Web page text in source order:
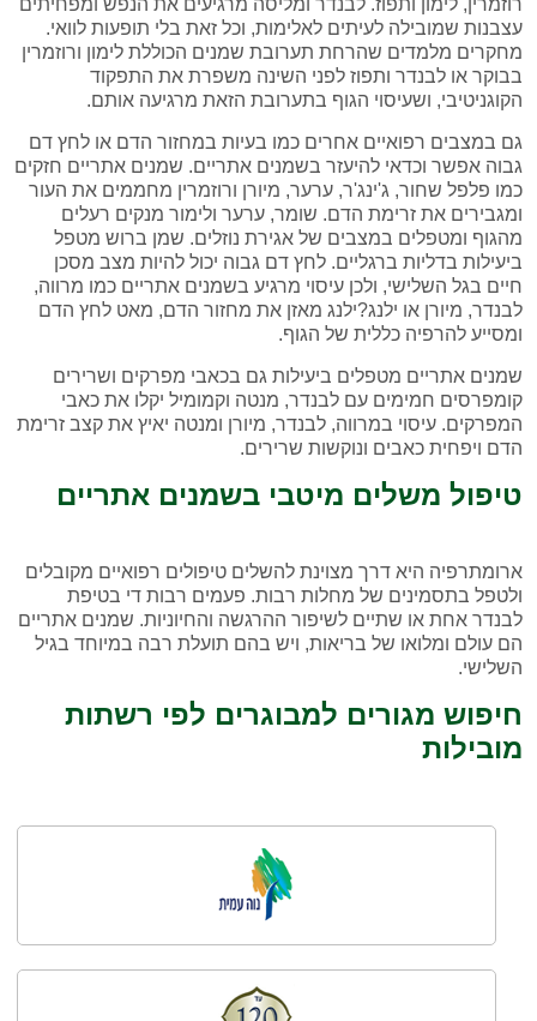
עצבנות שמובילה לעיתים לאלימות, וכל זאת בלי תופעות לוואי.
מחקרים מלמדים שהרחת תערובת שמנים הכוללת לימון ורוזמרין
בבוקר או לבנדר ותפוז לפני השינה משפרת את התפקוד
הקוגניטיבי, ושעיסוי הגוף בתערובת הזאת מרגיעה אותם.
גם במצבים רפואיים אחרים כמו בעיות במחזור הדם או לחץ דם
גבוה אפשר וכדאי להיעזר בשמנים אתריים. שמנים אתריים חזקים
כמו פלפל שחור, ג'ינג'ר, ערער, מיורן ורוזמרין מחממים את העור
ומגבירים את זרימת הדם. שומר, ערער ולימור מנקים רעלים
מהגוף ומטפלים במצבים של אגירת נוזלים. שמן ברוש מטפל
ביעילות בדליות ברגליים. לחץ דם גבוה יכול להיות מצב מסכן
חיים בגל השלישי, ולכן עיסוי מרגיע בשמנים אתריים כמו מרווה,
לבנדר, מיורן או ילנג?ילנג מאזן את מחזור הדם, מאט לחץ הדם
ומסייע להרפיה כללית של הגוף.
שמנים אתריים מטפלים ביעילות גם בכאבי מפרקים ושרירים
קומפרסים חמימים עם לבנדר, מנטה וקמומיל יקלו את כאבי
המפרקים. עיסוי במרווה, לבנדר, מיורן ומנטה יאיץ את קצב זרימת
הדם ויפחית כאבים ונוקשות שרירים.
טיפול משלים מיטבי בשמנים אתריים
ארומתרפיה היא דרך מצוינת להשלים טיפולים רפואיים מקובלים
ולטפל בתסמינים של מחלות רבות. פעמים רבות די בטיפת
לבנדר אחת או שתיים לשיפור ההרגשה והחיוניות. שמנים אתריים
הם עולם ומלואו של בריאות, ויש בהם תועלת רבה במיוחד בגיל
השלישי.
חיפוש מגורים למבוגרים לפי רשתות
מובילות